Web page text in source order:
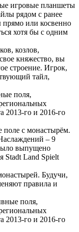
игровые планшеты
рядом с ранее
или косвенно
хотя бы с одним
козлов,
княжество, вы
строение. Игрок,
тайл,
поля,
2013-го и 2016-го
поле с монастырём.
– 9
выпущено
Stadt Land Spielt
Будучи,
правила и
поля,
2013-го и 2016-го